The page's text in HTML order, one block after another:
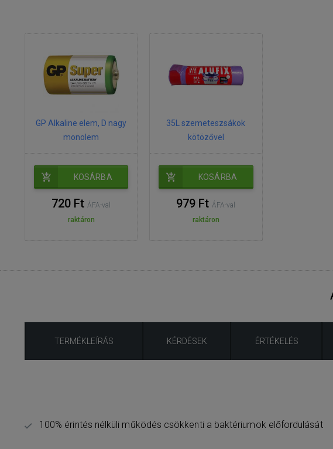
GP Alkaline elem, D nagy
monolem
KOSÁRBA
720 FtÁFA-val
raktáron
35L szemeteszsákok
kötözővel
KOSÁRBA
979 FtÁFA-val
raktáron
TERMÉKLEÍRÁS KÉRDÉSEK ÉRTÉKELÉS
100% érintés nélküli működés csökkenti a baktériumok előfordulását